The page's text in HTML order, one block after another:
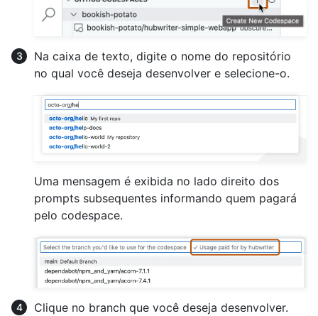
Na caixa de texto, digite o nome do repositório
no qual você deseja desenvolver e selecione-o.
Uma mensagem é exibida no lado direito dos
prompts subsequentes informando quem pagará
pelo codespace.
Clique no branch que você deseja desenvolver.